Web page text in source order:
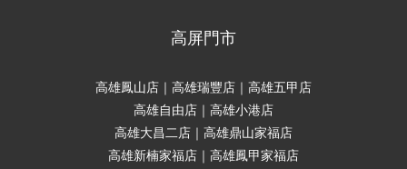
高屏門市
高雄鳳山店｜高雄瑞豐店｜高雄五甲店
高雄自由店｜高雄小港店
高雄大昌二店｜高雄鼎山家福店
高雄新楠家福店｜高雄鳳甲家福店